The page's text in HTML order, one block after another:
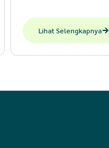
Na, Zn, juga vitamin yang
Lihat Selengkapnya